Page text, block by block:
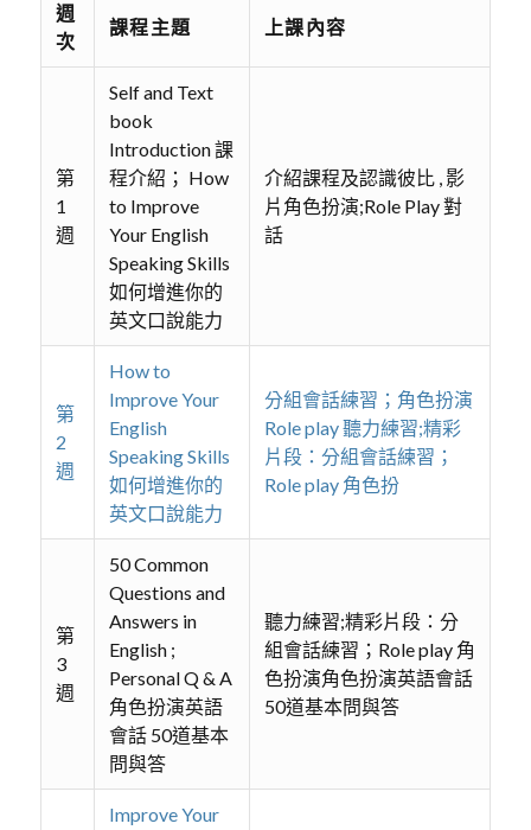
週
次
課程主題 上課內容
第
1
週
Self and Text
book
Introduction 課
程介紹； How
to Improve
Your English
Speaking Skills
如何增進你的
英文口說能力
介紹課程及認識彼比 , 影
片角色扮演;Role Play 對
話
第
2
週
How to
Improve Your
English
Speaking Skills
如何增進你的
英文口說能力
分組會話練習；角色扮演
Role play 聽力練習;精彩
片段：分組會話練習；
Role play 角色扮
第
3
週
50 Common
Questions and
Answers in
English ;
Personal Q & A
角色扮演英語
會話 50道基本
問與答
聽力練習;精彩片段：分
組會話練習；Role play 角
色扮演角色扮演英語會話
50道基本問與答
Improve Your